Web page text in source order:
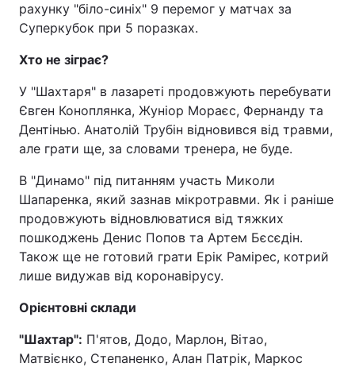
рахунку "біло-синіх" 9 перемог у матчах за
Суперкубок при 5 поразках.
Хто не зіграє?
У "Шахтаря" в лазареті продовжують перебувати
Євген Коноплянка, Жуніор Мораєс, Фернанду та
Дентінью. Анатолій Трубін відновився від травми,
але грати ще, за словами тренера, не буде.
В "Динамо" під питанням участь Миколи
Шапаренка, який зазнав мікротравми. Як і раніше
продовжують відновлюватися від тяжких
пошкоджень Денис Попов та Артем Бєсєдін.
Також ще не готовий грати Ерік Рамірес, котрий
лише видужав від коронавірусу.
Орієнтовні склади
"Шахтар": П'ятов, Додо, Марлон, Вітао,
Матвієнко, Степаненко, Алан Патрік, Маркос